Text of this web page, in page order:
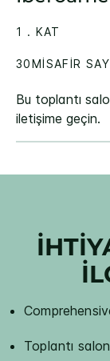
Bu toplantı
iletişime geçin.
1 . KAT
30MISAFIR
Toplantı